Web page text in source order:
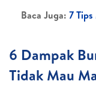
Baca Juga: 7
6 Dampak
Tidak Mau